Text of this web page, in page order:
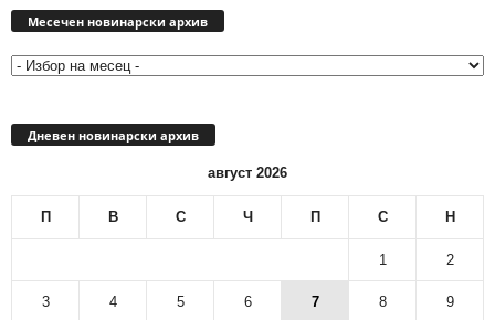
Месечен новинарски архив
Дневен новинарски архив
август 2026
П В С Ч П С Н
1 2
3 4 5 6 7 8 9